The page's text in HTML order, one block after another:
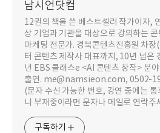
남시언닷컴
12권의 책을 쓴 베스트셀러 작가이자,
상 기업과 기관을 대상으로 강의하는 콘
마케팅 전문가. 경북콘텐츠진흥원 차장
터 콘텐츠 제작사 대표까지, 10년 넘은
년 EBS 클래스e <AI 콘텐츠 창작> 분
출연. me@namsieon.com, 0502-
(문자 수신 가능한 번호, 강연 중에는 통
니 부재중이라면 문자나 메일로 연락주
구독하기